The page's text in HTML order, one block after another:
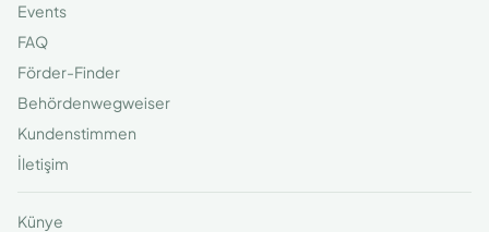
Events
FAQ
Förder-Finder
Behördenwegweiser
Kundenstimmen
İletişim
Künye